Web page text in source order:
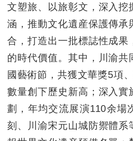
文塑旅、以旅彰文，深入挖
涵，推動文化遺産保護傳承
合，打造出一批標誌性成果
的時代價值。其中，川渝共
國藝術節，共獲文華獎5項
數量創下歷史新高；深入實
劃，年均交流展演110余場
刻、川渝宋元山城防禦體系